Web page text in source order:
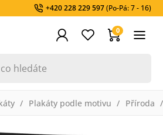
+420 228 229 597(Po-Pá: 7 - 16)
0
Plakáty podle motivu Příroda